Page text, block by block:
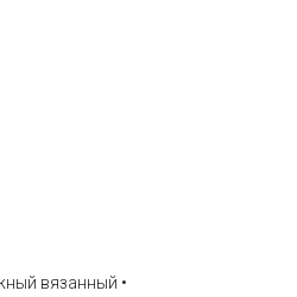
вязанный •